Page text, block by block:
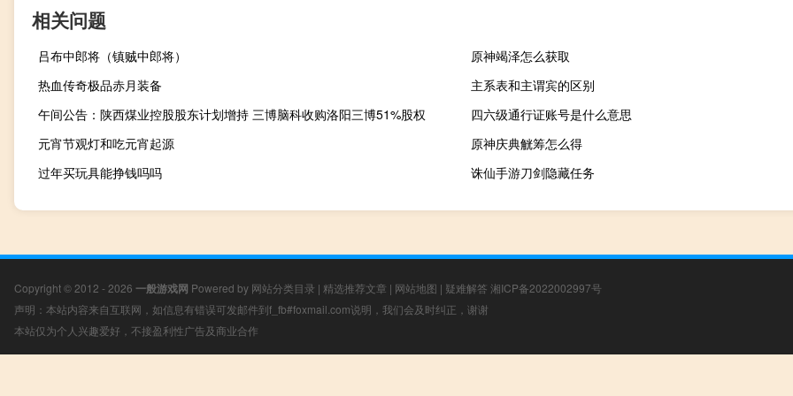
相关问题
吕布中郎将（镇贼中郎将）
原神竭泽怎么获取
热血传奇极品赤月装备
主系表和主谓宾的区别
午间公告：陕西煤业控股股东计划增持 三博脑科收购洛阳三博51%股权
四六级通行证账号是什么意思
元宵节观灯和吃元宵起源
原神庆典觥筹怎么得
过年买玩具能挣钱吗吗
诛仙手游刀剑隐藏任务
Copyright © 2012 - 2026 一般游戏网 Powered by 网站分类目录 | 精选推荐文章 | 网站地图 | 疑难解答 湘ICP备2022002997号
声明：本站内容来自互联网，如信息有错误可发邮件到f_fb#foxmail.com说明，我们会及时纠正，谢谢
本站仅为个人兴趣爱好，不接盈利性广告及商业合作